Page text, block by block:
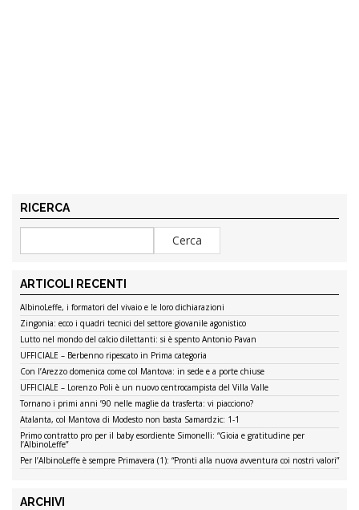
RICERCA
ARTICOLI RECENTI
AlbinoLeffe, i formatori del vivaio e le loro dichiarazioni
Zingonia: ecco i quadri tecnici del settore giovanile agonistico
Lutto nel mondo del calcio dilettanti: si è spento Antonio Pavan
UFFICIALE – Berbenno ripescato in Prima categoria
Con l’Arezzo domenica come col Mantova: in sede e a porte chiuse
UFFICIALE – Lorenzo Poli è un nuovo centrocampista del Villa Valle
Tornano i primi anni ’90 nelle maglie da trasferta: vi piacciono?
Atalanta, col Mantova di Modesto non basta Samardzic: 1-1
Primo contratto pro per il baby esordiente Simonelli: “Gioia e gratitudine per
l’AlbinoLeffe”
Per l’AlbinoLeffe è sempre Primavera (1): “Pronti alla nuova avventura coi nostri valori”
ARCHIVI